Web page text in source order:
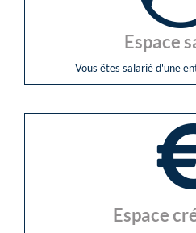
Espace
Vous êtes salarié d'une
Espace